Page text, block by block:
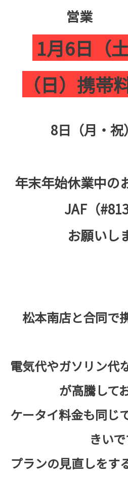
営
1月6日（
（日）携帯
8日（月・祝
年末年始休業中の
JAF（
お願いし
松本南店と合同で
電気代やガソリン代
が高騰して
ケータイ料金も同じ
きい
プランの見直しをす